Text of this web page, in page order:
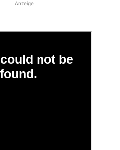
Anzeige